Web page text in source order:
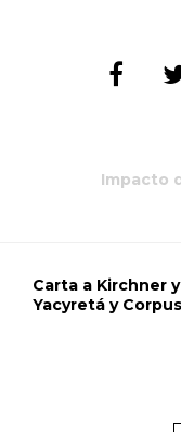
Impacto
Carta a Kirchner
Yacyretá y Corpus